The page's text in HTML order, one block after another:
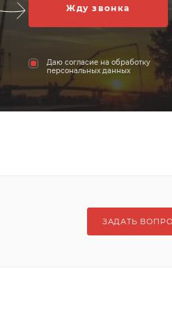
Даю согласие на обработку
персональных данных
ЗАДАТЬ